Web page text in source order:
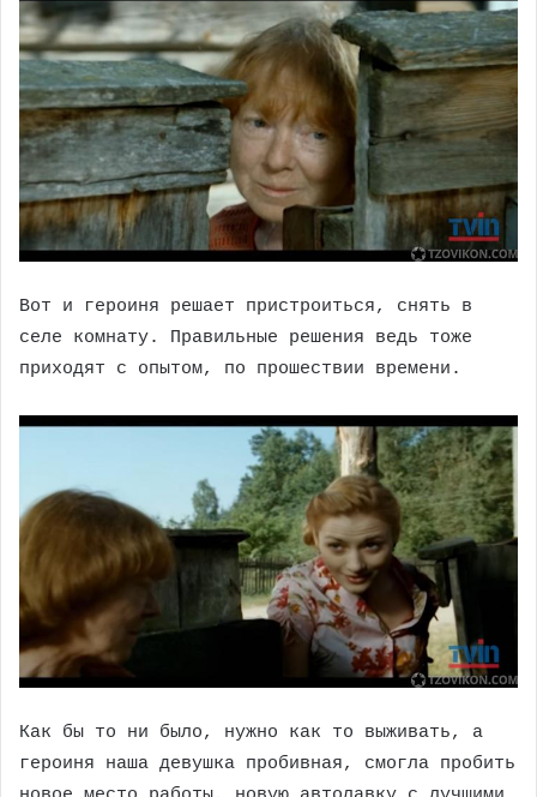
Вот и героиня решает пристроиться, снять в
селе комнату. Правильные решения ведь тоже
приходят с опытом, по прошествии времени.
Как бы то ни было, нужно как то выживать, а
героиня наша девушка пробивная, смогла пробить